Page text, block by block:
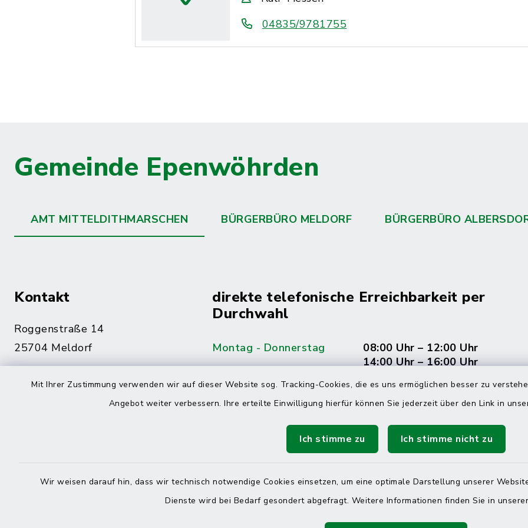
Mit Ihrer Zustimmung verwenden wir auf dieser Website sog. Tracking-Cookies, die es uns ermöglichen besser zu
Angebot weiter verbessern. Ihre erteilte Einwilligung hierfür können Sie jederzeit über den Link in
Ich stimme zu Ich stimme nicht zu
Wir weisen darauf hin, dass wir technisch notwendige Cookies einsetzen, um eine optimale Darstellung unserer
Dienste wird bei Bedarf gesondert abgefragt. Weitere Informationen finden Sie in
04835/9781755
Gemeinde Epenwöhrden
AMT MITTELDITHMARSCHEN BÜRGERBÜRO MELDORF BÜRGERBÜRO
Kontakt
Roggenstraße 14
25704 Meldorf
04832 6065-215
direkte telefonische Erreichbarkeit per
Durchwahl
Montag - Donnerstag
08:00 Uhr – 12:00 Uhr
14:00 Uhr – 16:00 Uhr
Freitag
08:00 Uhr – 12:00 Uhr
Online-Terminvereinbarung
Haben Sie ein dringendes Anliegen, finden aber online
keinen zeitnahen Termin? Rufen Sie uns gerne unter der
Telefonnummer 04832 6065 0 an!